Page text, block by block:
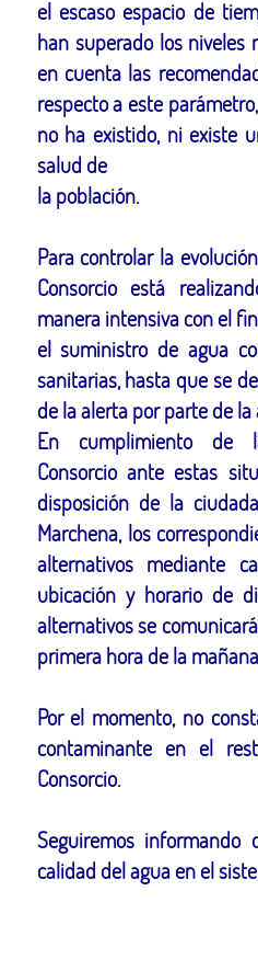
el escaso espacio de
han superado los niveles
en cuenta las
respecto a este
no ha existido, ni existe
salud de
la población.
Para controlar la
Consorcio está
manera intensiva con el
el suministro de agua
sanitarias, hasta que se
de la alerta por parte de
En cumplimiento de
Consorcio ante estas
disposición de la
Marchena, los
alternativos mediante
ubicación y horario de
alternativos se
primera hora de la
Por el momento, no
contaminante en el
Consorcio.
Seguiremos
calidad del agua en el